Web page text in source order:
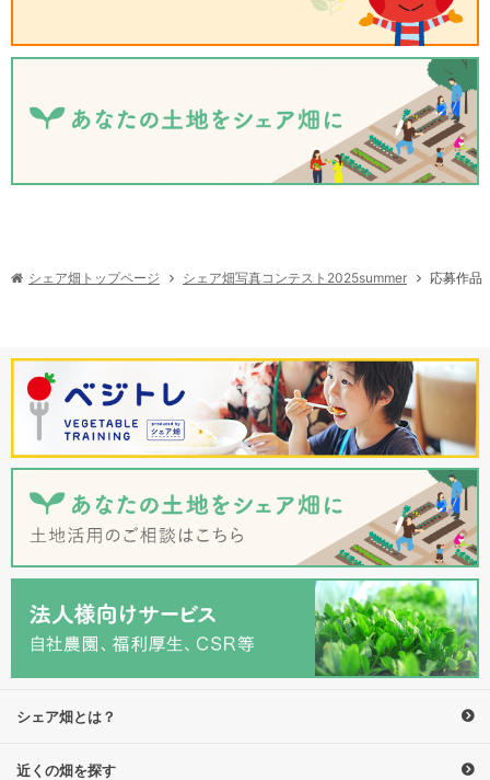
シェア畑トップページ シェア畑写真コンテスト2025summer 応募作品
シェア畑とは？
近くの畑を探す